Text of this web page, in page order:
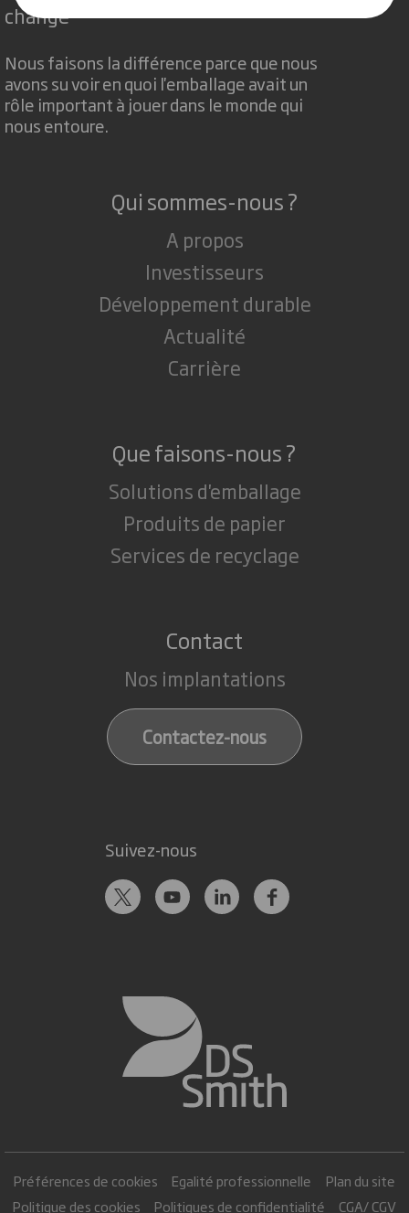
change
Nous faisons la différence parce que nous
avons su voir en quoi l'emballage avait un
rôle important à jouer dans le monde qui
nous entoure.
Qui sommes-nous ?
A propos
Investisseurs
Développement durable
Actualité
Carrière
Que faisons-nous ?
Solutions d'emballage
Produits de papier
Services de recyclage
Contact
Nos implantations
Contactez-nous
Suivez-nous
Préférences de cookies Egalité professionnelle
Plan du site
Politique des cookies
Politiques de confidentialité CGA/ CGV